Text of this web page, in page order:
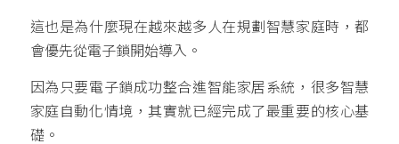
這也是為什麼現在越來越多人在規劃智慧家庭時，都
會優先從電子鎖開始導入。
因為只要電子鎖成功整合進智能家居系統，很多智慧
家庭自動化情境，其實就已經完成了最重要的核心基
礎。